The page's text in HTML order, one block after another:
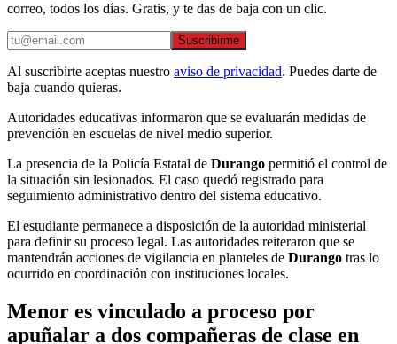
correo, todos los días. Gratis, y te das de baja con un clic.
Suscribirme
Al suscribirte aceptas nuestro aviso de privacidad. Puedes darte de
baja cuando quieras.
Autoridades educativas informaron que se evaluarán medidas de
prevención en escuelas de nivel medio superior.
La presencia de la Policía Estatal de Durango permitió el control de
la situación sin lesionados. El caso quedó registrado para
seguimiento administrativo dentro del sistema educativo.
El estudiante permanece a disposición de la autoridad ministerial
para definir su proceso legal. Las autoridades reiteraron que se
mantendrán acciones de vigilancia en planteles de Durango tras lo
ocurrido en coordinación con instituciones locales.
Menor es vinculado a proceso por
apuñalar a dos compañeras de clase en